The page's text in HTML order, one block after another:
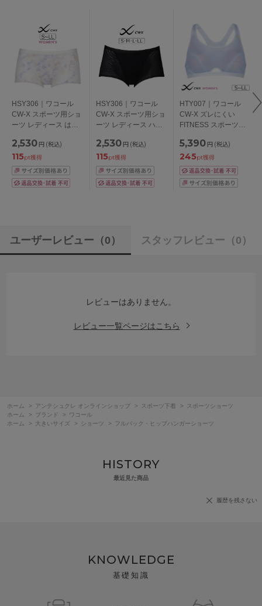
HSY306｜ワコール
CW-X スポーツ用ショ
ーツ レディース はき
S/M/L/LL
2,530 円 (税込)
115pt獲得
HSY306｜ワコール
CW-X スポーツ用ショ
ーツ レディース ハー
S/M/L/LL
2,530 円 (税込)
115pt獲得
HTY007｜ワコール
CW-X ズレにくい
FITNESS スポーツブ
S/M/L/LL(AB-EFカッ
プ)
5,390 円 (税込)
245pt獲得
ユーザーレビュー （0） スタッフレビュー （0）
レビューはありません。
レビュー一覧ページはこちら
ホーム > アンテシュクレ オンラインショップ > スポーツ下着 >
スポーツショーツ
ホーム
> ブランド >
ワコール
ホーム
> 大きいサイズ > ショーツ > フルバック・ヒップハンガーショーツ
HISTORY
最近見た商品
履歴を残さない
KNOWLEDGE
基礎知識